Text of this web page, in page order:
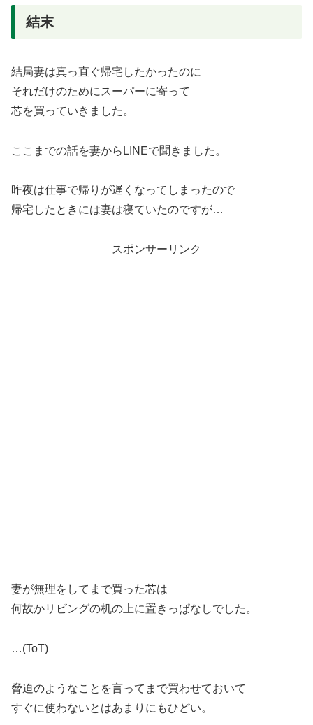
結末
結局妻は真っ直ぐ帰宅したかったのに
それだけのためにスーパーに寄って
芯を買っていきました。
ここまでの話を妻からLINEで聞きました。
昨夜は仕事で帰りが遅くなってしまったので
帰宅したときには妻は寝ていたのですが…
スポンサーリンク
妻が無理をしてまで買った芯は
何故かリビングの机の上に置きっぱなしでした。
…(ToT)
脅迫のようなことを言ってまで買わせておいて
すぐに使わないとはあまりにもひどい。